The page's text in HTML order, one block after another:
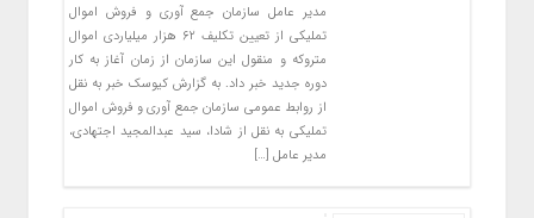
مدیر عامل سازمان جمع آوری و فروش اموال
تملیکی از تعیین تکلیف ۶۲ هزار میلیاردی اموال
متروکه و منقول این سازمان از زمان آغاز به کار
دوره جدید خبر داد. به گزارش کیوسک خبر به نقل
از روابط عمومی سازمان جمع آوری و فروش اموال
تملیکی به نقل از شادا، سید عبدالمجید اجتهادی،
مدیر عامل […]